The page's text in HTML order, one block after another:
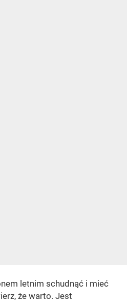
letnim schudnąć i mieć
że warto. Jest